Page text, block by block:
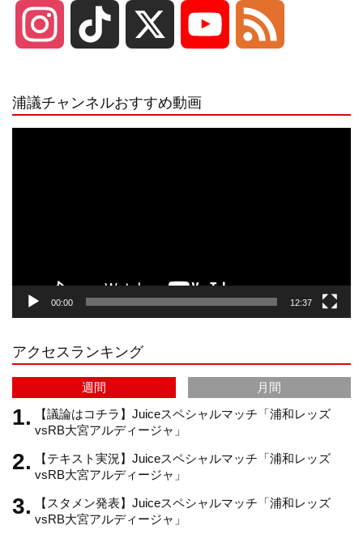
r
a
m
e
C
h
a
浦議チャンネルおすすめ動画
00:00 12:37
アクセスランキング
週間
月間
【議論はコチラ】Juiceスペシャルマッチ「浦和レッズ
vsRB大宮アルディージャ」
【テキスト実況】Juiceスペシャルマッチ「浦和レッズ
vsRB大宮アルディージャ」
【スタメン発表】Juiceスペシャルマッチ「浦和レッズ
vsRB大宮アルディージャ」